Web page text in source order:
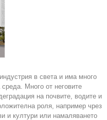
в света и има много
Много от неговите
на почвите, водите и
роля, например чрез
и култури или намаляването